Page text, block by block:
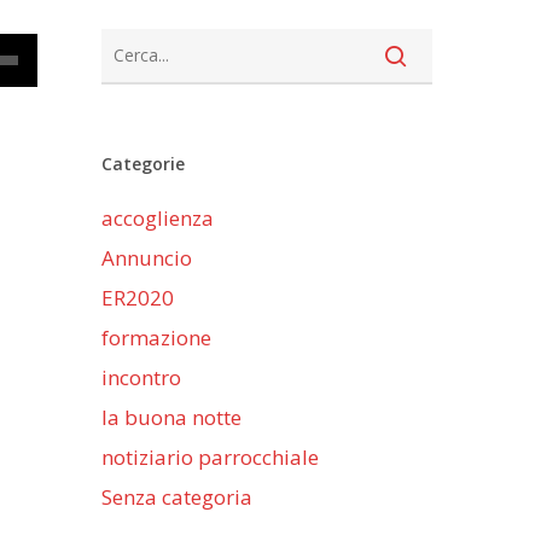
Categorie
accoglienza
Annuncio
ER2020
formazione
incontro
la buona notte
notiziario parrocchiale
Senza categoria